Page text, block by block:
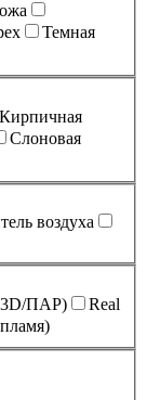
Темная
Кирпичная
Слоновая
воздуха
ПАР)
Real